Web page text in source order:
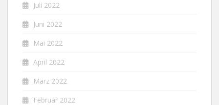
Juli 2022
Juni 2022
Mai 2022
April 2022
März 2022
Februar 2022